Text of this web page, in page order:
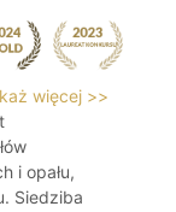
więcej >>
i opału,
Siedziba